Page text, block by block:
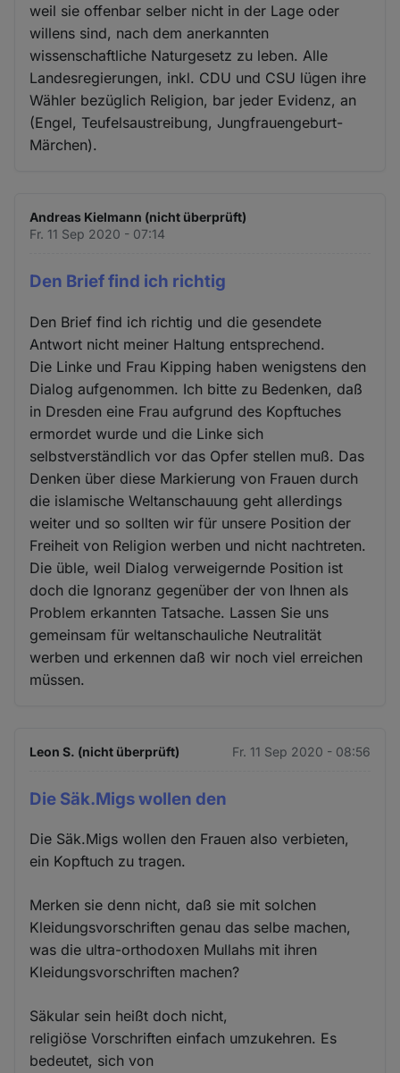
weil sie offenbar selber nicht in der Lage oder
willens sind, nach dem anerkannten
wissenschaftliche Naturgesetz zu leben. Alle
Landesregierungen, inkl. CDU und CSU lügen ihre
Wähler bezüglich Religion, bar jeder Evidenz, an
(Engel, Teufelsaustreibung, Jungfrauengeburt-
Märchen).
Andreas Kielmann (nicht überprüft)
Fr. 11 Sep 2020 - 07:14
Den Brief find ich richtig
Den Brief find ich richtig und die gesendete
Antwort nicht meiner Haltung entsprechend.
Die Linke und Frau Kipping haben wenigstens den
Dialog aufgenommen. Ich bitte zu Bedenken, daß
in Dresden eine Frau aufgrund des Kopftuches
ermordet wurde und die Linke sich
selbstverständlich vor das Opfer stellen muß. Das
Denken über diese Markierung von Frauen durch
die islamische Weltanschauung geht allerdings
weiter und so sollten wir für unsere Position der
Freiheit von Religion werben und nicht nachtreten.
Die üble, weil Dialog verweigernde Position ist
doch die Ignoranz gegenüber der von Ihnen als
Problem erkannten Tatsache. Lassen Sie uns
gemeinsam für weltanschauliche Neutralität
werben und erkennen daß wir noch viel erreichen
müssen.
Leon S. (nicht überprüft) Fr. 11 Sep 2020 - 08:56
Die Säk.Migs wollen den
Die Säk.Migs wollen den Frauen also verbieten,
ein Kopftuch zu tragen.
Merken sie denn nicht, daß sie mit solchen
Kleidungsvorschriften genau das selbe machen,
was die ultra-orthodoxen Mullahs mit ihren
Kleidungsvorschriften machen?
Säkular sein heißt doch nicht,
religiöse Vorschriften einfach umzukehren. Es
bedeutet, sich von